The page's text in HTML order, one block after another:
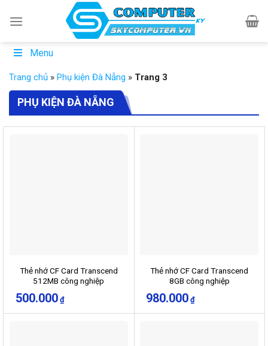
Menu
Trang chủ » Phụ kiện Đà Nẵng » Trang 3
PHỤ KIỆN ĐÀ NẴNG
Thẻ nhớ CF Card Transcend
512MB công nghiệp
500.000 ₫
Thẻ nhớ CF Card Transcend
8GB công nghiệp
980.000 ₫